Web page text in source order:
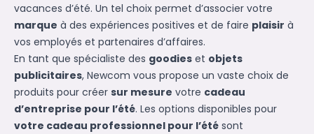
vacances d’été. Un tel choix permet d’associer votre
marque à des expériences positives et de faire plaisir à
vos employés et partenaires d’affaires.
En tant que spécialiste des goodies et objets
publicitaires, Newcom vous propose un vaste choix de
produits pour créer sur mesure votre cadeau
d’entreprise pour l’été. Les options disponibles pour
votre cadeau professionnel pour l’été sont